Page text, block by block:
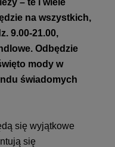
– te i wiele
na wszystkich,
9.00-21.00,
Odbędzie
mody w
świadomych
się wyjątkowe
się